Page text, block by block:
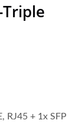
RJ45 + 1x SFP